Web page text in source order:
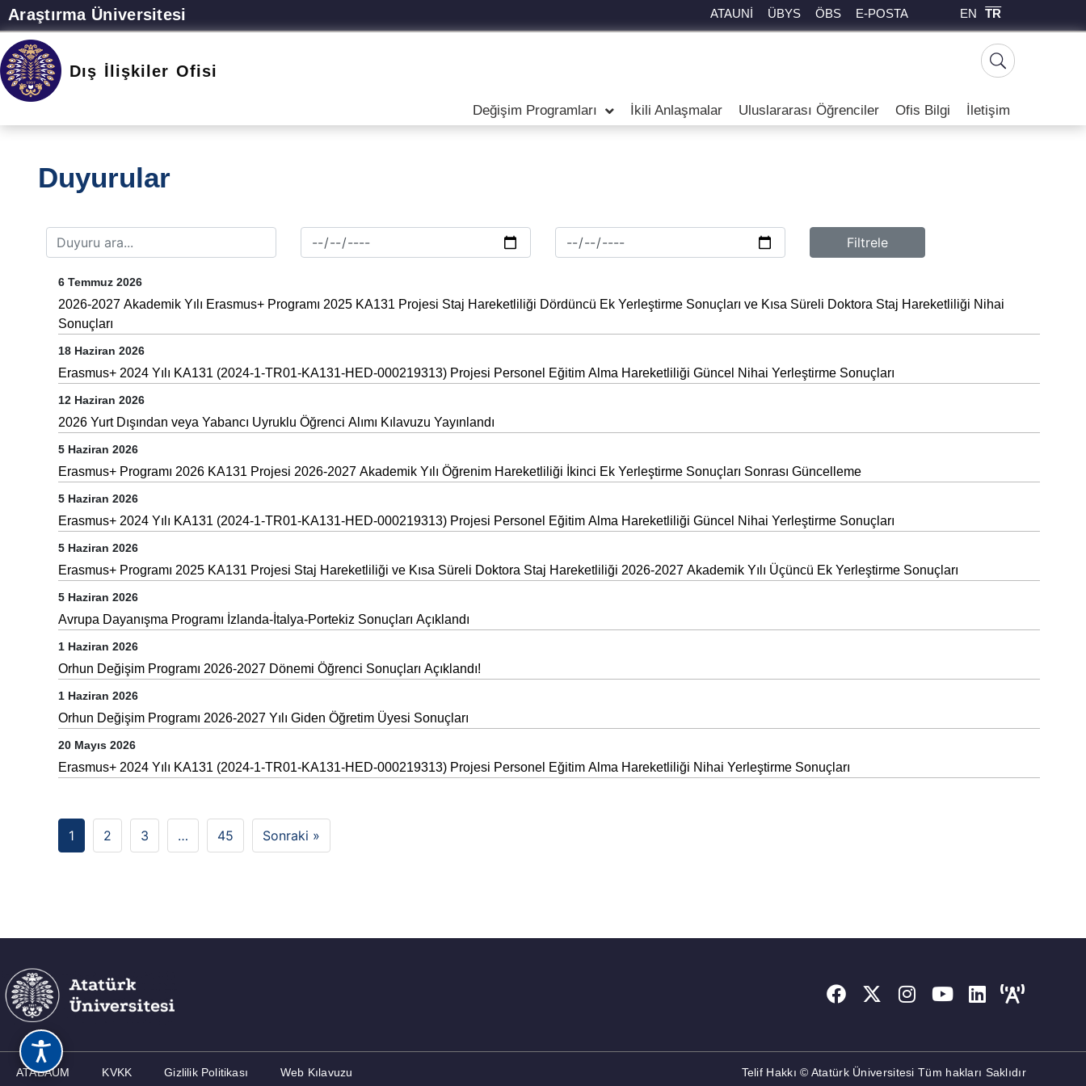
Araştırma Üniversitesi ATAUNİ ÜBYS ÖBS E-POSTA EN TR
Dış İlişkiler Ofisi
Değişim Programları İkili Anlaşmalar Uluslararası Öğrenciler Ofis Bilgi İletişim
Duyurular
Filtrele
6 Temmuz 2026
2026-2027 Akademik Yılı Erasmus+ Programı 2025 KA131 Projesi Staj Hareketliliği Dördüncü Ek Yerleştirme Sonuçları ve Kısa Süreli Doktora Staj Hareketliliği Nihai
Sonuçları
18 Haziran 2026
Erasmus+ 2024 Yılı KA131 (2024-1-TR01-KA131-HED-000219313) Projesi Personel Eğitim Alma Hareketliliği Güncel Nihai Yerleştirme Sonuçları
12 Haziran 2026
2026 Yurt Dışından veya Yabancı Uyruklu Öğrenci Alımı Kılavuzu Yayınlandı
5 Haziran 2026
Erasmus+ Programı 2026 KA131 Projesi 2026-2027 Akademik Yılı Öğrenim Hareketliliği İkinci Ek Yerleştirme Sonuçları Sonrası Güncelleme
5 Haziran 2026
Erasmus+ 2024 Yılı KA131 (2024-1-TR01-KA131-HED-000219313) Projesi Personel Eğitim Alma Hareketliliği Güncel Nihai Yerleştirme Sonuçları
5 Haziran 2026
Erasmus+ Programı 2025 KA131 Projesi Staj Hareketliliği ve Kısa Süreli Doktora Staj Hareketliliği 2026-2027 Akademik Yılı Üçüncü Ek Yerleştirme Sonuçları
5 Haziran 2026
Avrupa Dayanışma Programı İzlanda-İtalya-Portekiz Sonuçları Açıklandı
1 Haziran 2026
Orhun Değişim Programı 2026-2027 Dönemi Öğrenci Sonuçları Açıklandı!
1 Haziran 2026
Orhun Değişim Programı 2026-2027 Yılı Giden Öğretim Üyesi Sonuçları
20 Mayıs 2026
Erasmus+ 2024 Yılı KA131 (2024-1-TR01-KA131-HED-000219313) Projesi Personel Eğitim Alma Hareketliliği Nihai Yerleştirme Sonuçları
1 2 3 … 45 Sonraki »
ATABAUM KVKK Gizlilik Politikası Web Kılavuzu Telif Hakkı © Atatürk Üniversitesi Tüm hakları Saklıdır